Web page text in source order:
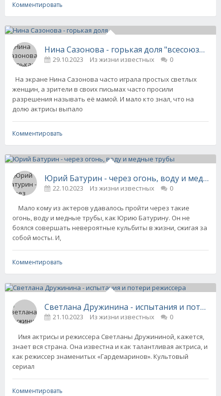
Комментировать
Нина Сазонова - горькая доля "всесоюзной
29.10.2023 Из жизни известных 0
женщин, а зрители в своих письмах часто просили
разрешения называть её мамой. И мало кто знал, что на
долю актрисы выпало
Комментировать
Юрий Батурин - через огонь, воду и медные
22.10.2023 Из жизни известных 0
Мало кому из актеров удавалось пройти через такие
огонь, воду и медные трубы, как Юрию Батурину. Он не
боялся совершать невероятные кульбиты в жизни, сжигая за
собой мосты. И,
Комментировать
Светлана Дружинина - испытания и потери
21.10.2023 Из жизни известных 0
Имя актрисы и режиссера Светланы Дружининой, кажется,
знает вся страна. Она известна и как талантливая актриса, и
как режиссер знаменитых «Гардемаринов». Культовый
сериал
Комментировать